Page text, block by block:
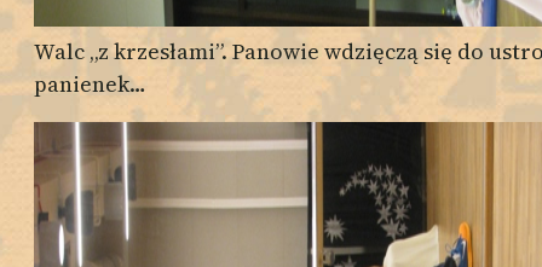
Walc „z krzesłami”. Panowie wdzięczą się do
panienek…